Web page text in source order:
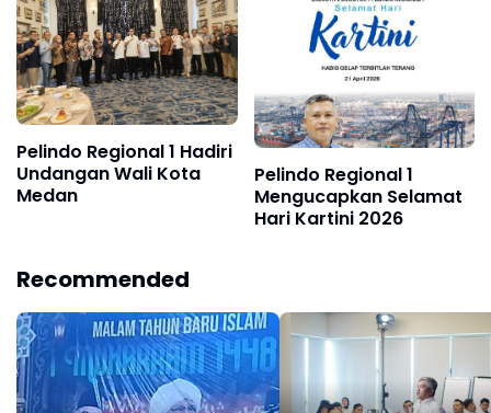
Pelindo Regional 1 Hadiri
Undangan Wali Kota
Medan
Pelindo Regional 1
Mengucapkan Selamat
Hari Kartini 2026
Recommended